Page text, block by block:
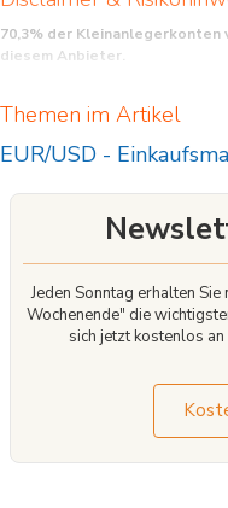
70,3% der Kleinanlegerkonten
diesem Anbieter.
hohes Risiko, schnell Geld zu
einzugehen, Ihr Geld zu verlieren.
Themen im Artikel
EUR/USD -
Jeden Sonntag erhalten
Wochenende" die
sich jetzt kostenlos